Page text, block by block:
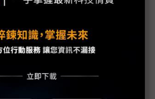
）傳產能吃緊挑客戶 魏哲家闢謠：
偏袒
合作開發中」